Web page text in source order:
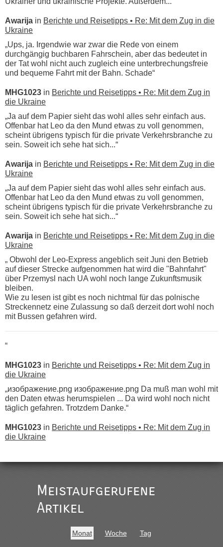
Awarija in Berichte und Reisetipps • Re: Mit dem Zug in die
Ukraine
„Ups, ja. Irgendwie war zwar die Rede von einem
durchgängig buchbaren Fahrschein, aber das bedeutet in
der Tat wohl nicht auch zugleich eine unterbrechungsfreie
und bequeme Fahrt mit der Bahn. Schade“
MHG1023 in Berichte und Reisetipps • Re: Mit dem Zug in
die Ukraine
„Ja auf dem Papier sieht das wohl alles sehr einfach aus.
Offenbar hat Leo da den Mund etwas zu voll genommen,
scheint übrigens typisch für die private Verkehrsbranche zu
sein. Soweit ich sehe hat sich...“
Awarija in Berichte und Reisetipps • Re: Mit dem Zug in die
Ukraine
„Ja auf dem Papier sieht das wohl alles sehr einfach aus.
Offenbar hat Leo da den Mund etwas zu voll genommen,
scheint übrigens typisch für die private Verkehrsbranche zu
sein. Soweit ich sehe hat sich...“
Awarija in Berichte und Reisetipps • Re: Mit dem Zug in die
Ukraine
„ Obwohl der Leo-Express angeblich seit Juni den Betrieb
auf dieser Strecke aufgenommen hat wird die "Bahnfahrt"
über Przemysl nach UA wohl noch lange Zukunftsmusik
bleiben.
Wie zu lesen ist gibt es noch nichtmal für das polnische
Streckennetz eine Zulassung so daß derzeit dort wohl noch
mit Bussen gefahren wird.
“
MHG1023 in Berichte und Reisetipps • Re: Mit dem Zug in
die Ukraine
„изображение.png изображение.png Da muß man wohl mit
den Daten etwas herumspielen ... Da wird wohl noch nicht
täglich gefahren. Trotzdem Danke.“
MHG1023 in Berichte und Reisetipps • Re: Mit dem Zug in
die Ukraine
Ist korrekt, aber ich finde man hätte trotzdem im Text gleich
darauf hinweisen können.
War aber nicht "böse" gemeint ...
buchbar - warum auch immer ...
Hab´s versucht - bekomme aber immer angezeigt "auf dieser
Meistaufgerufene
Artikel
Monat Woche Tag